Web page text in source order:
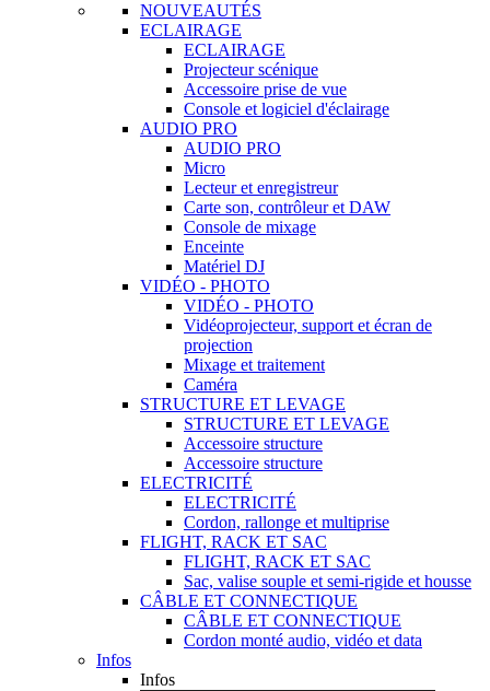
NOUVEAUTÉS
ECLAIRAGE
ECLAIRAGE
Projecteur scénique
Accessoire prise de vue
Console et logiciel d'éclairage
AUDIO PRO
AUDIO PRO
Micro
Lecteur et enregistreur
Carte son, contrôleur et DAW
Console de mixage
Enceinte
Matériel DJ
VIDÉO - PHOTO
VIDÉO - PHOTO
Vidéoprojecteur, support et écran de
projection
Mixage et traitement
Caméra
STRUCTURE ET LEVAGE
STRUCTURE ET LEVAGE
Accessoire structure
Accessoire structure
ELECTRICITÉ
ELECTRICITÉ
Cordon, rallonge et multiprise
FLIGHT, RACK ET SAC
FLIGHT, RACK ET SAC
Sac, valise souple et semi-rigide et housse
CÂBLE ET CONNECTIQUE
CÂBLE ET CONNECTIQUE
Cordon monté audio, vidéo et data
Infos
Infos